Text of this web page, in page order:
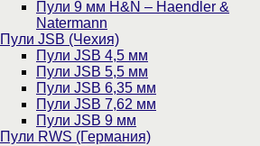
Пули 9 мм H&N – Haendler &
Natermann
Пули JSB (Чехия)
Пули JSB 4,5 мм
Пули JSB 5,5 мм
Пули JSB 6,35 мм
Пули JSB 7,62 мм
Пули JSB 9 мм
Пули RWS (Германия)